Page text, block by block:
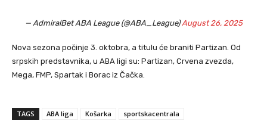
— AdmiralBet ABA League (@ABA_League)August 26, 2025
Nova sezona počinje 3. oktobra, a titulu će braniti Partizan. Od
srpskih predstavnika, u ABA ligi su: Partizan, Crvena zvezda,
Mega, FMP, Spartak i Borac iz Čačka.
TAGS ABA liga Košarka sportskacentrala